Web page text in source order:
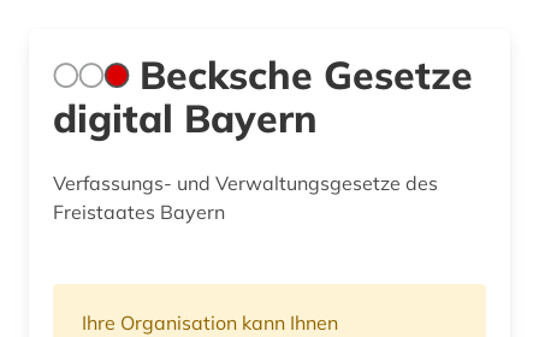
Becksche Gesetze
digital Bayern
Verfassungs- und Verwaltungsgesetze des
Freistaates Bayern
Ihre Organisation kann Ihnen